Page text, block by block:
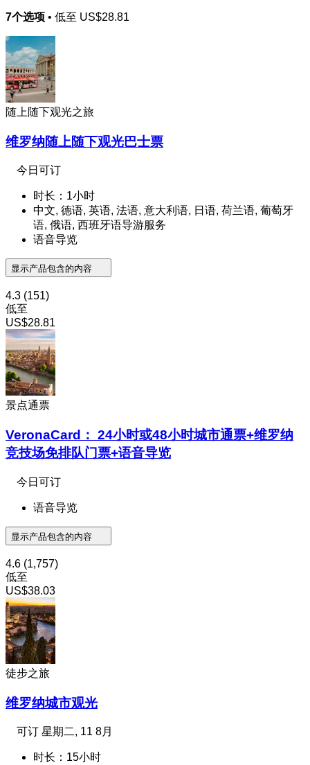
7个选项 • 低至 US$28.81
随上随下观光之旅
维罗纳随上随下观光巴士票
今日可订
时长：1小时
中文, 德语, 英语, 法语, 意大利语, 日语, 荷兰语, 葡萄牙
语, 俄语, 西班牙语导游服务
语音导览
显示产品包含的内容
4.3 (151)
低至
US$28.81
景点通票
VeronaCard： 24小时或48小时城市通票+维罗纳
竞技场免排队门票+语音导览
今日可订
语音导览
显示产品包含的内容
4.6 (1,757)
低至
US$38.03
徒步之旅
维罗纳城市观光
可订 星期二, 11 8月
时长：15小时